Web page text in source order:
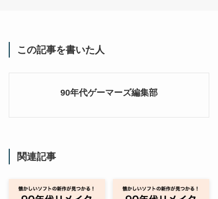
この記事を書いた人
90年代ゲーマーズ編集部
関連記事